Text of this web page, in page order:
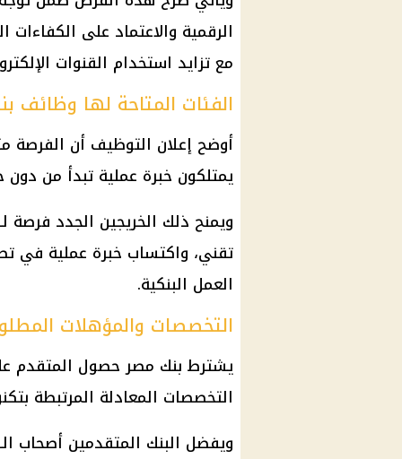
الرقمية والاعتماد على
مع تزايد استخدام القنوات
الفئات المتاحة لها وظائف
أوضح إعلان التوظيف أن الفرصة
يمتلكون خبرة عملية تبدأ من
ويمنح ذلك الخريجين الجدد
تقني، واكتساب خبرة عملية في
العمل البنكية.
التخصصات والمؤهلات
يشترط بنك مصر حصول المتقدم
التخصصات المعادلة المرتبطة
ويفضل البنك المتقدمين أصحاب